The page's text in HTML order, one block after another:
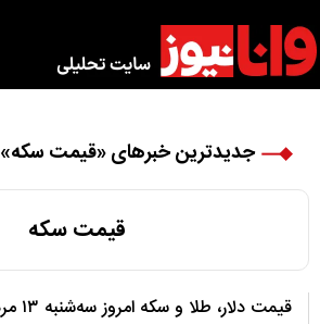
جدیدترین خبرهای «قیمت سکه»
قیمت سکه